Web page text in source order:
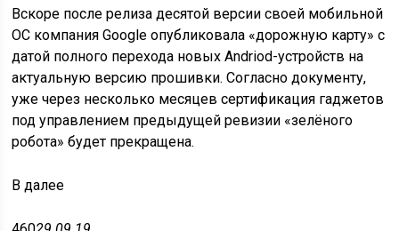
Вскоре после релиза десятой версии своей мобильной
ОС компания Google опубликовала «дорожную карту» с
датой полного перехода новых Andriod-устройств на
актуальную версию прошивки. Согласно документу,
уже через несколько месяцев сертификация гаджетов
под управлением предыдущей ревизии «зелёного
робота» будет прекращена.
Вдалее